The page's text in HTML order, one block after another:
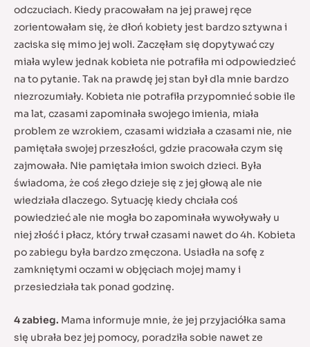
odczuciach. Kiedy pracowałam na jej prawej ręce
zorientowałam się, że dłoń kobiety jest bardzo sztywna i
zaciska się mimo jej woli. Zaczęłam się dopytywać czy
miała wylew jednak kobieta nie potrafiła mi odpowiedzieć
na to pytanie. Tak na prawdę jej stan był dla mnie bardzo
niezrozumiały. Kobieta nie potrafiła przypomnieć sobie ile
ma lat, czasami zapominała swojego imienia, miała
problem ze wzrokiem, czasami widziała a czasami nie, nie
pamiętała swojej przeszłości, gdzie pracowała czym się
zajmowała. Nie pamiętała imion swoich dzieci. Była
świadoma, że coś złego dzieje się z jej głową ale nie
wiedziała dlaczego. Sytuację kiedy chciała coś
powiedzieć ale nie mogła bo zapominała wywoływały u
niej złość i płacz, który trwał czasami nawet do 4h. Kobieta
po zabiegu była bardzo zmęczona. Usiadła na sofę z
zamkniętymi oczami w objęciach mojej mamy i
przesiedziała tak ponad godzinę.
4 zabieg. Mama informuje mnie, że jej przyjaciółka sama
się ubrała bez jej pomocy, poradziła sobie nawet ze